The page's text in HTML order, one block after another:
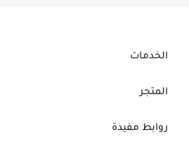
الخدمات
المتجر
روابط مفيدة